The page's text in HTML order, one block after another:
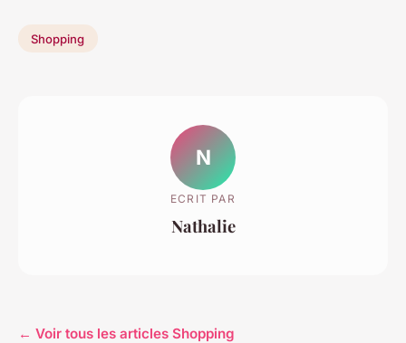
Shopping
N
ECRIT PAR
Nathalie
← Voir tous les articles Shopping